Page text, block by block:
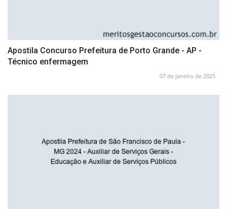
Apostila Concurso Prefeitura de Porto Grande - AP -
Técnico enfermagem
07 de Janeiro de 2025